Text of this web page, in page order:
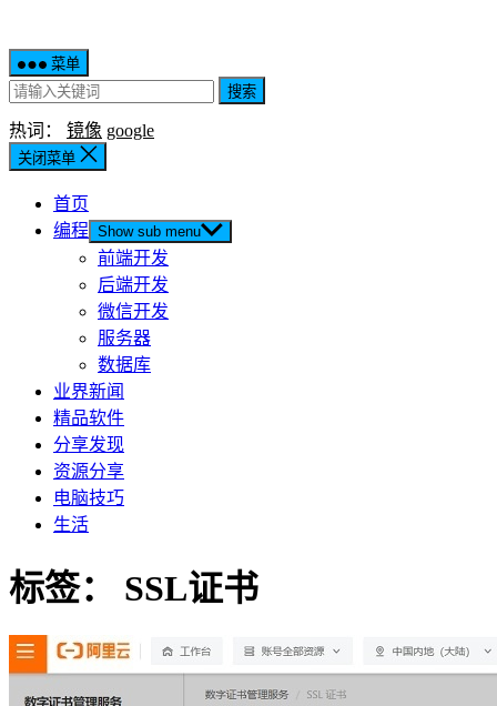
菜单
搜索
热词： 镜像 google
关闭菜单
首页
编程 Show sub menu
前端开发
后端开发
微信开发
服务器
数据库
业界新闻
精品软件
分享发现
资源分享
电脑技巧
生活
标签： SSL证书